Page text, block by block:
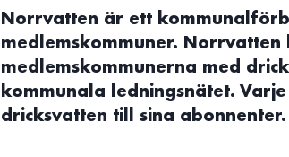
Norrvatten är ett
medlemskommuner.
medlemskommunerna med
kommunala ledningsnätet.
dricksvatten till sina abonnenter.